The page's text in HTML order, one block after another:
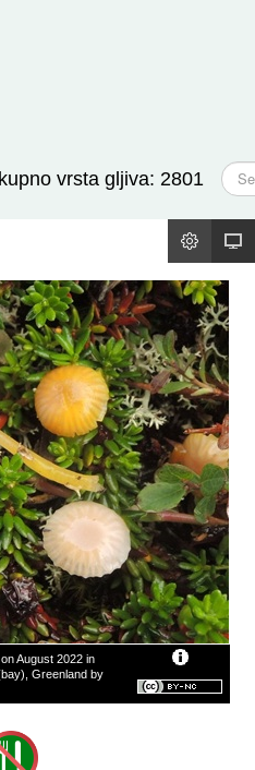
vrsta gljiva: 2801
T
r
ž
August 2022 in
Greenland by
niže takse: